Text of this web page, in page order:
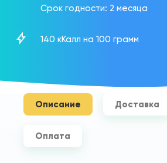
Срок годности: 2 месяца
140 кКалл на 100 грамм
Описание Доставка
Оплата